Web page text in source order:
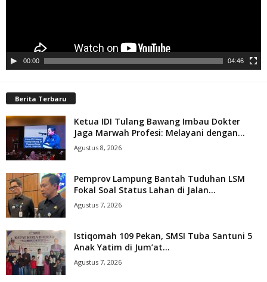
00:00 04:46
Berita Terbaru
Ketua IDI Tulang Bawang Imbau Dokter
Jaga Marwah Profesi: Melayani dengan...
Agustus 8, 2026
Pemprov Lampung Bantah Tuduhan LSM
Fokal Soal Status Lahan di Jalan...
Agustus 7, 2026
Istiqomah 109 Pekan, SMSI Tuba Santuni 5
Anak Yatim di Jum’at...
Agustus 7, 2026